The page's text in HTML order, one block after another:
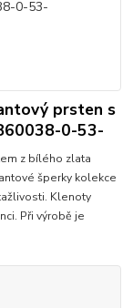
prsten s
0-53-
z bílého zlata
šperky kolekce
Klenoty
Při výrobě je